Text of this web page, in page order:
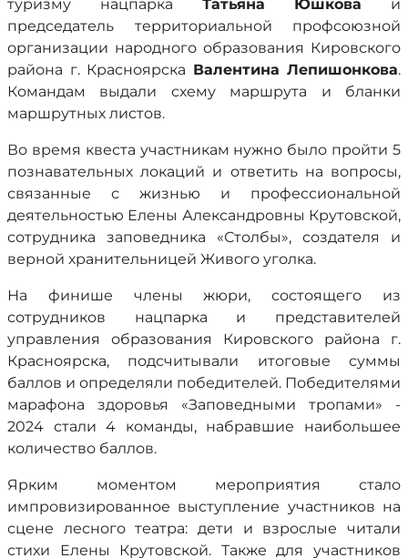
туризму нацпарка Татьяна Юшкова и
председатель территориальной профсоюзной
организации народного образования Кировского
района г. Красноярска Валентина Лепишонкова.
Командам выдали схему маршрута и бланки
маршрутных листов.
Во время квеста участникам нужно было пройти 5
познавательных локаций и ответить на вопросы,
связанные с жизнью и профессиональной
деятельностью Елены Александровны Крутовской,
сотрудника заповедника «Столбы», создателя и
верной хранительницей Живого уголка.
На финише члены жюри, состоящего из
сотрудников нацпарка и представителей
управления образования Кировского района г.
Красноярска, подсчитывали итоговые суммы
баллов и определяли победителей. Победителями
марафона здоровья «Заповедными тропами» -
2024 стали 4 команды, набравшие наибольшее
количество баллов.
Ярким моментом мероприятия стало
импровизированное выступление участников на
сцене лесного театра: дети и взрослые читали
стихи Елены Крутовской. Также для участников